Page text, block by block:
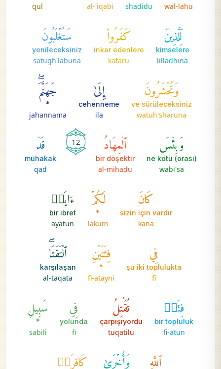
wal-lahu
shadidu
al-'iqabi
qul
لِّلَّذِينَ
kimselere
lilladhina
كَفَرُواْ
inkar edenlere
kafaru
سَتُغۡلَبُونَ
yenileceksiniz
satugh'labuna
وَتُحۡشَرُونَ
ve sürüleceksiniz
watuh'sharuna
إِلَىٰ
cehenneme
ila
جَهَنَّمَۖ
*
jahannama
وَبِئۡسَ
(orası) ne kötü
wabi'sa
ٱلۡمِهَادُ
bir döşektir
al-mihadu
12 قَدۡ
muhakak
qad
كَانَ
sizin için vardır
kana
لَكُمۡ
*
lakum
ءَايَةٞ
bir ibret
ayatun
فِي
şu iki toplulukta
fi
فِئَتَيۡنِ
*
fi-atayni
ٱلۡتَقَتَاۖ
karşılaşan
al-taqata
فِئَةٞ
bir topluluk
fi-atun
تُقَٰتِلُ
çarpışıyordu
tuqatilu
فِي
yolunda
fi
سَبِيلِ
*
sabili
ٱللَّهِ وَأُخۡرَىٰ كَافِرَةٞ